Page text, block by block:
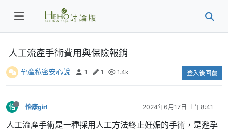
人工流產手術費用與保險報銷
孕產私密安心說 1 1 1.4k 登入後回覆
怡 怡康girl 2024年6月17日 上午8:41
​人工流產手術是一種採用人工方法終止妊娠的手術，是避孕